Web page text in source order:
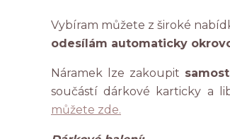
Vybíram můžete z široké
odesílám automaticky
Náramek lze zakoupit
součástí dárkové karticky a
můžete zde.